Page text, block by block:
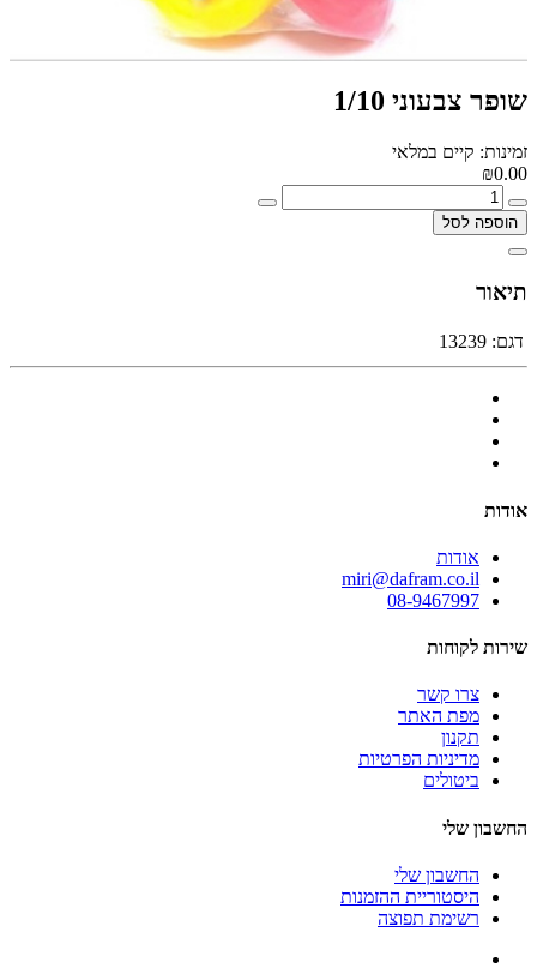
שופר צבעוני 1/10
זמינות: קיים במלאי
₪0.00
הוספה לסל
תיאור
דגם: 13239
אודות
אודות
miri@dafram.co.il
08-9467997
שירות לקוחות
צרו קשר
מפת האתר
תקנון
מדיניות הפרטיות
ביטולים
החשבון שלי
החשבון שלי
היסטוריית ההזמנות
רשימת תפוצה